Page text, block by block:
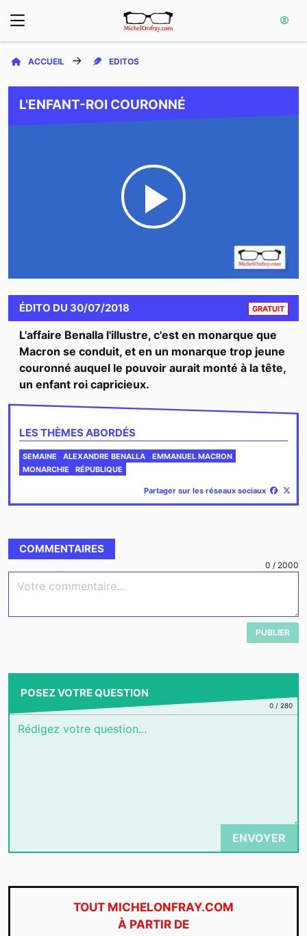
ACCUEIL EDITOS
L'ENFANT-ROI COURONNÉ
Play
Video
ÉDITO DU 30/07/2018 GRATUIT
L'affaire Benalla l'illustre, c'est en monarque que
Macron se conduit, et en un monarque trop jeune
couronné auquel le pouvoir aurait monté à la tête,
un enfant roi capricieux.
LES THÈMES ABORDÉS
SEMAINE ALEXANDRE BENALLA
EMMANUEL MACRON
MONARCHIE
RÉPUBLIQUE
Partager sur les réseaux sociaux
COMMENTAIRES
0 / 2000
Votre commentaire...
PUBLIER
POSEZ VOTRE QUESTION
0/ 280
ENVOYER
TOUT MICHELONFRAY.COM
À PARTIR DE